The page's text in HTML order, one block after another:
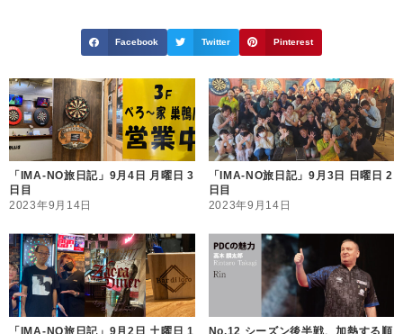
Facebook Twitter Pinterest
「IMA-NO旅日記」9月4日 月曜日 3
日目
2023年9月14日
「IMA-NO旅日記」9月3日 日曜日 2
日目
2023年9月14日